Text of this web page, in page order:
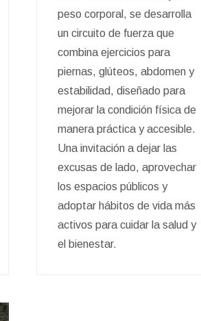
peso corporal, se desarrolla
un circuito de fuerza que
combina ejercicios para
piernas, glúteos, abdomen y
estabilidad, diseñado para
mejorar la condición física de
manera práctica y accesible.
Una invitación a dejar las
excusas de lado, aprovechar
los espacios públicos y
adoptar hábitos de vida más
activos para cuidar la salud y
el bienestar.